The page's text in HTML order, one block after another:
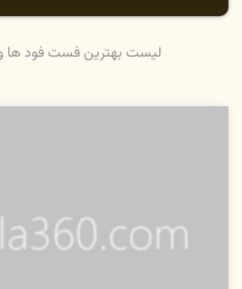
لیست بهترین فست فود ها